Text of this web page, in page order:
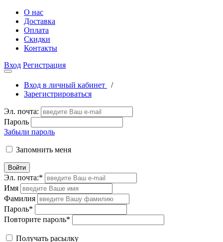
О нас
Доставка
Оплата
Скидки
Контакты
Вход Регистрация
Вход в личный кабинет
/
Зарегистрироваться
Эл. почта:
Пароль
Забыли пароль
Запомнить меня
Войти
Эл. почта:*
Имя
Фамилия
Пароль*
Повторите пароль*
Получать расылку